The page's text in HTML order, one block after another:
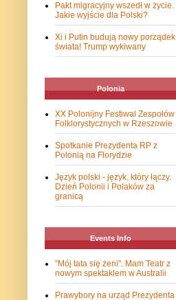
Pakt migracyjny wszedł w życie.
Jakie wyjście dla Polski?
Xi i Putin budują nowy porządek
świata! Trump wykiwany
Polonia
XX Polonijny Festiwal Zespołów
Folklorystycznych w Rzeszowie
Spotkanie Prezydenta RP z
Polonią na Florydzie
Język polski - język, który łączy.
Dzień Polonii i Polaków za
granicą
Events Info
"Mój tata się żeni". Mam Teatr z
nowym spektaklem w Australii
Prawybory na urząd Prezydenta